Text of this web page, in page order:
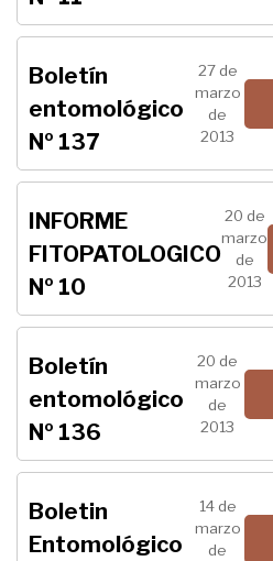
Boletín
entomológico
Nº 137
27 de
marzo
de
2013
INFORME
FITOPATOLOGICO
Nº 10
20 de
marzo
de
2013
Boletín
entomológico
Nº 136
20 de
marzo
de
2013
Boletin
Entomológico
14 de
marzo
de